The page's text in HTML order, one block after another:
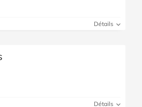
Détails
Détails